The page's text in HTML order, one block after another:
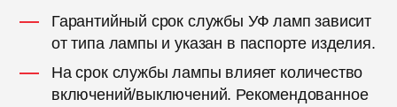
Гарантийный срок службы УФ ламп зависит
от типа лампы и указан в паспорте изделия.
На срок службы лампы влияет количество
включений/выключений. Рекомендованное